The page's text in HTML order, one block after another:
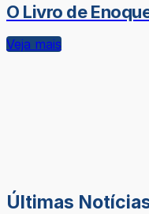
O Livro de
Veja mais
Últimas